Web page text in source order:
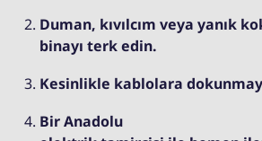
Duman, kıvılcım veya yanık
binayı terk edin.
Kesinlikle kablolara
Bir Anadolu